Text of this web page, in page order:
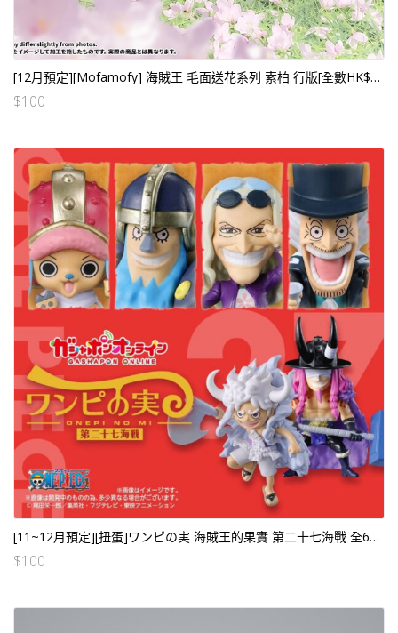
[12月預定][Mofamofy] 海賊王 毛面送花系列 索柏 行版[全數HK$200/訂金$100]
$100
[11~12月預定][扭蛋]ワンピの実 海賊王的果實 第二十七海戰 全6個SET（行）[全數HK$200/訂金$100]
$100